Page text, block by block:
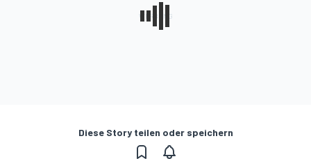
Diese Story teilen oder speichern